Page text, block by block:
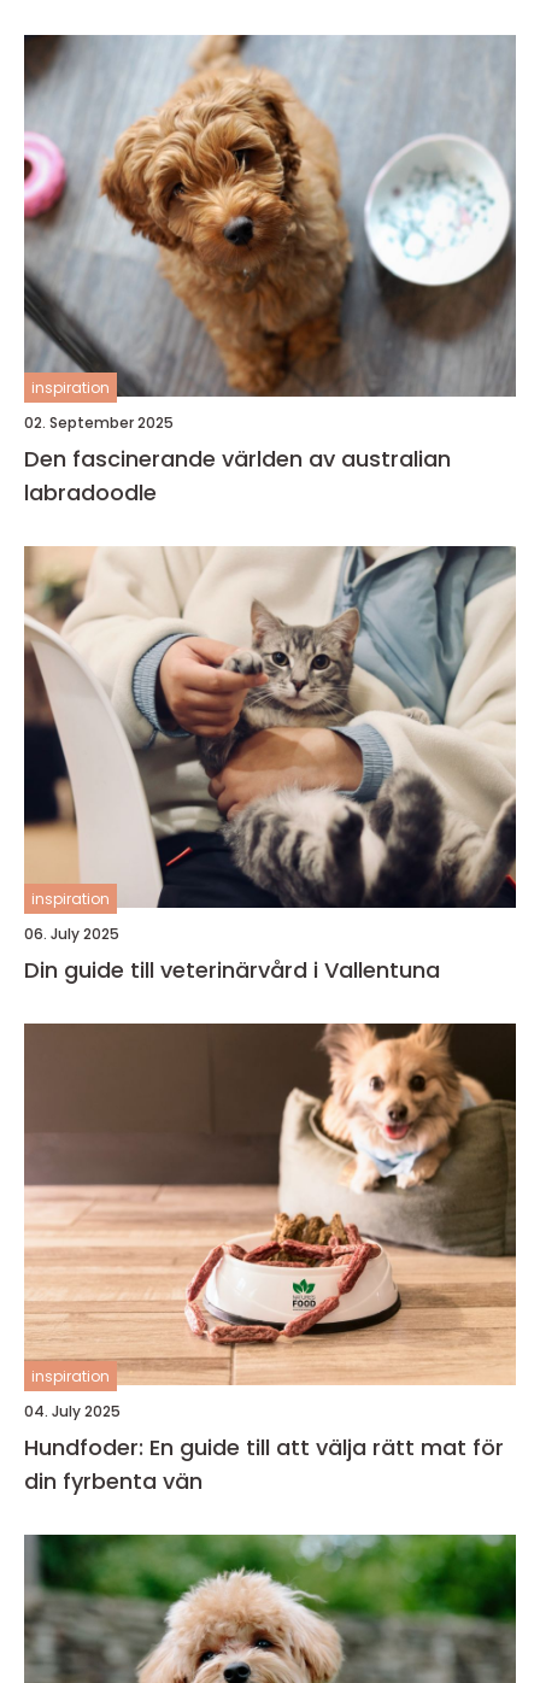
inspiration
02. September 2025
Den fascinerande världen av australian
labradoodle
inspiration
06. July 2025
Din guide till veterinärvård i Vallentuna
inspiration
04. July 2025
Hundfoder: En guide till att välja rätt mat för
din fyrbenta vän